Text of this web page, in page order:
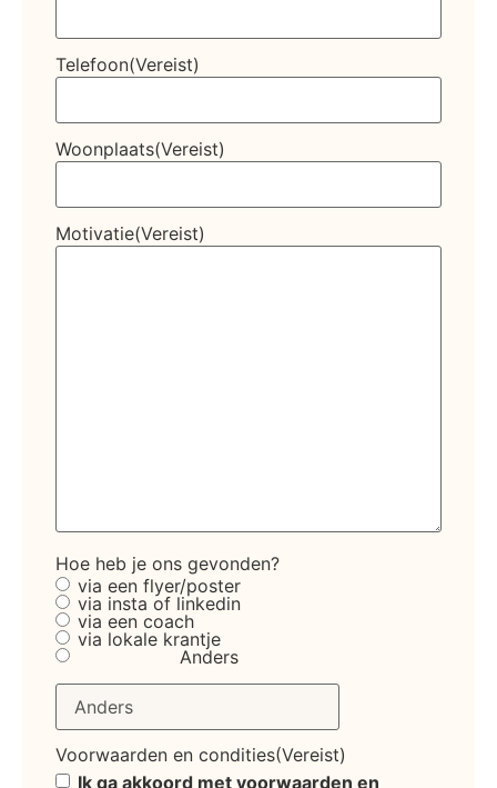
Telefoon(Vereist)
Woonplaats(Vereist)
Motivatie(Vereist)
Hoe heb je ons gevonden?
via een flyer/poster
via insta of linkedin
via een coach
via lokale krantje
Anders
Voorwaarden en condities(Vereist)
Ik ga akkoord met voorwaarden en